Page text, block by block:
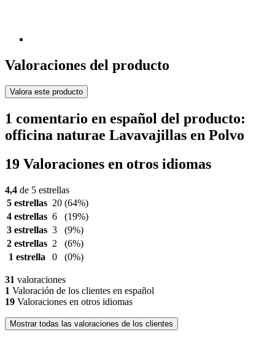
Valoraciones del producto
Valora este producto
1 comentario en español del producto:
officina naturae Lavavajillas en Polvo
19 Valoraciones en otros idiomas
4,4 de 5 estrellas
5 estrellas 20 (64%)
4 estrellas 6
(19%)
3 estrellas 3
(9%)
2 estrellas 2
(6%)
1 estrella
0 (0%)
31 valoraciones
1 Valoración de los clientes en español
19 Valoraciones en otros idiomas
Mostrar todas las valoraciones de los clientes